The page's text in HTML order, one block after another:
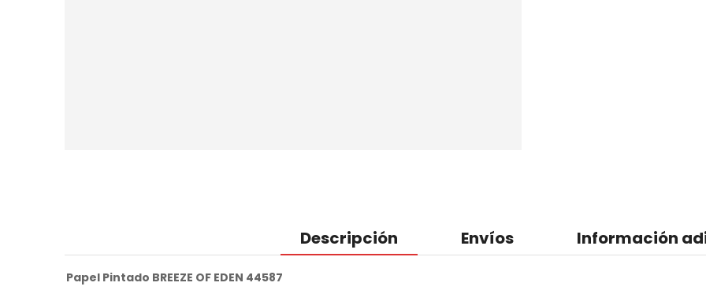
Descripción Envíos Información
Papel Pintado BREEZE OF EDEN 44587